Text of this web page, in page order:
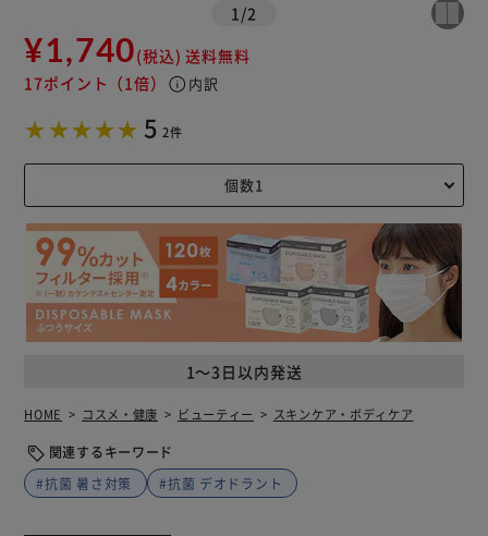
1 /2
¥1,740(税込) 送料無料
17ポイント （1倍） info 内訳
5 2件
1～3日以内発送
HOME コスメ・健康 ビューティー スキンケア・ボディケア
関連するキーワード
#抗菌 暑さ対策
#抗菌 デオドラント